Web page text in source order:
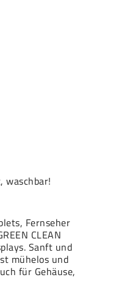
waschbar!
Fernseher
CLEAN
Sanft und
mühelos und
für Gehäuse,